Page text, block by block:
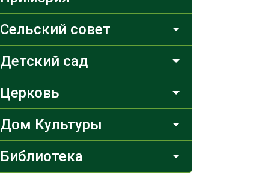
Сельский совет
Детский сад
Церковь
Дом Культуры
Библиотека